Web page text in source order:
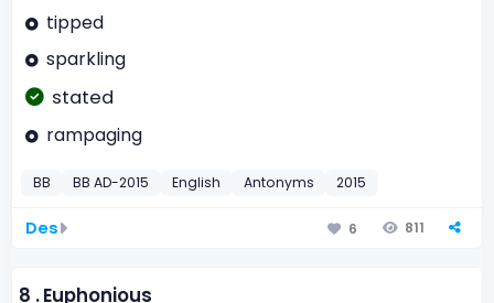
tipped
sparkling
stated
rampaging
BB BB AD-2015 English Antonyms 2015
Des 6 811
8 .Euphonious